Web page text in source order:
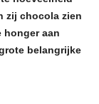
zij chocola zien
honger aan
belangrijke